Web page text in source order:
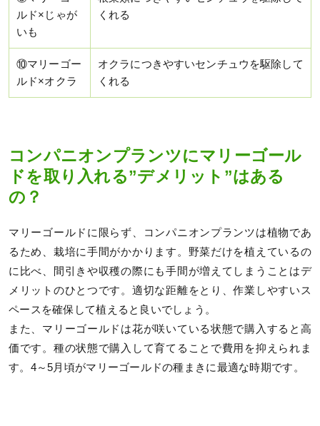
ルド×じゃが
いも
くれる
⑩マリーゴー
ルド×オクラ
オクラにつきやすいセンチュウを駆除して
くれる
コンパニオンプランツにマリーゴール
ドを取り入れる”デメリット”はある
の？
マリーゴールドに限らず、コンパニオンプランツは植物であ
るため、栽培に手間がかかります。野菜だけを植えているの
に比べ、間引きや収穫の際にも手間が増えてしまうことはデ
メリットのひとつです。適切な距離をとり、作業しやすいス
ペースを確保して植えると良いでしょう。
また、マリーゴールドは花が咲いている状態で購入すると高
価です。種の状態で購入して育てることで費用を抑えられま
す。4～5月頃がマリーゴールドの種まきに最適な時期です。